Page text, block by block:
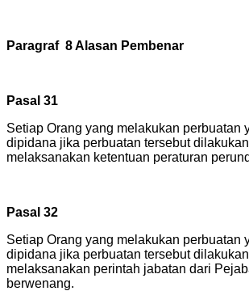
Paragraf 8 Alasan Pembenar
Pasal 31
Setiap Orang yang melakukan perbuatan
dipidana jika perbuatan tersebut
melaksanakan ketentuan peraturan
Pasal 32
Setiap Orang yang melakukan perbuatan
dipidana jika perbuatan tersebut
melaksanakan perintah jabatan dari
berwenang.